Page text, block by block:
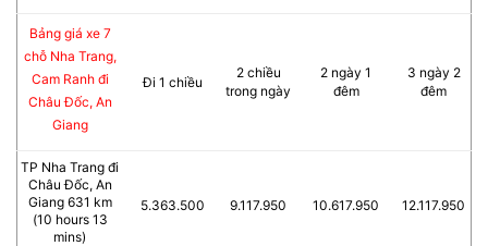
Bảng giá xe 7
chỗ Nha Trang,
Cam Ranh đi
Châu Đốc, An
Giang
Đi 1 chiều
2 chiều
trong ngày
2 ngày 1
đêm
3 ngày 2
đêm
TP Nha Trang đi
Châu Đốc, An
Giang 631 km
(10 hours 13
mins)
5.363.500 9.117.950 10.617.950 12.117.950